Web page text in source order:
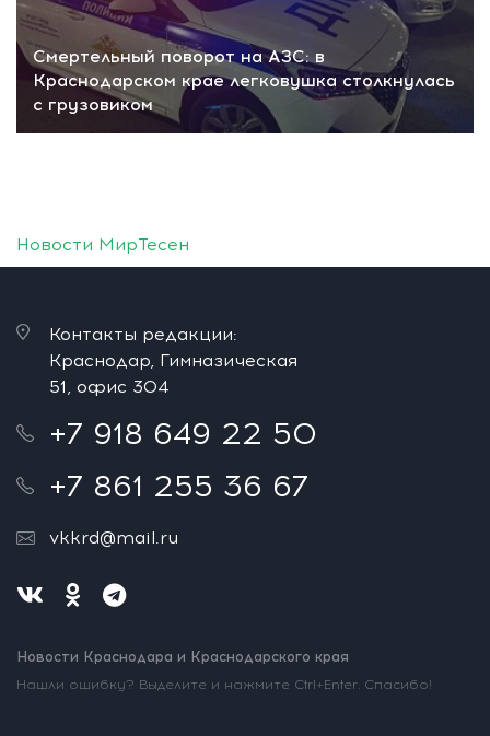
Смертельный поворот на АЗС: в
Краснодарском крае легковушка столкнулась
с грузовиком
Новости МирТесен
Контакты редакции:
Краснодар, Гимназическая
51, офис 304
+7 918 649 22 50
+7 861 255 36 67
vkkrd@mail.ru
Новости Краснодара и Краснодарского края
Нашли ошибку? Выделите и нажмите Ctrl+Enter. Спасибо!